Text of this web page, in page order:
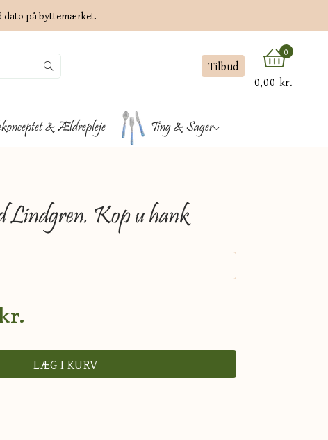
dato på byttemærket.
Tilbud
0
0,00 kr.
& Ældrepleje Ting & Sager
Kop u hank
LÆG I KURV